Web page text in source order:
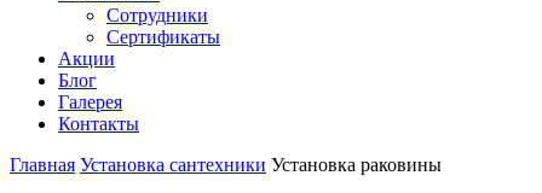
Сотрудники
Сертификаты
Акции
Блог
Галерея
Контакты
Главная Установка сантехники Установка раковины